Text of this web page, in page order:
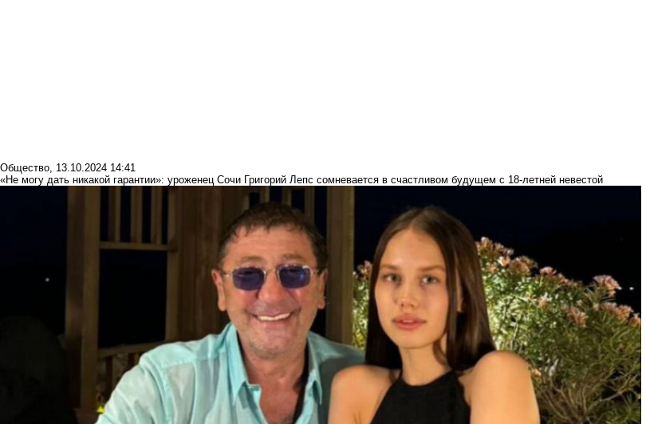
Общество, 13.10.2024 14:41
«Не могу дать никакой гарантии»: уроженец Сочи Григорий Лепс сомневается в счастливом будущем с 18-летней невестой